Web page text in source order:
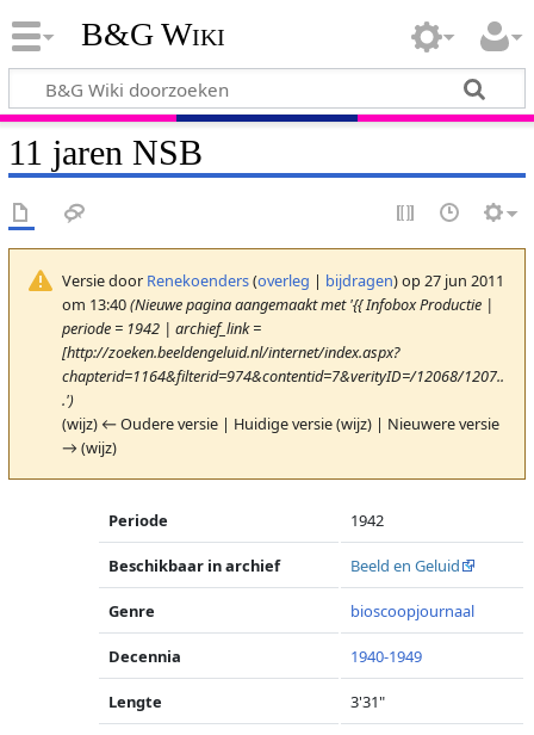
B&G Wiki
11 jaren NSB
Versie door Renekoenders(overleg | bijdragen)op 27 jun 2011
om 13:40(Nieuwe pagina aangemaakt met '{{ Infobox Productie |
periode = 1942 | archief_link =
[http://zoeken.beeldengeluid.nl/internet/index.aspx?
chapterid=1164&filterid=974&contentid=7&verityID=/12068/1207..
.')
(wijz) ← Oudere versie | Huidige versie (wijz) | Nieuwere versie
→ (wijz)
Periode 1942
Beschikbaar in archief Beeld en Geluid
Genre bioscoopjournaal
Decennia 1940-1949
Lengte 3'31"